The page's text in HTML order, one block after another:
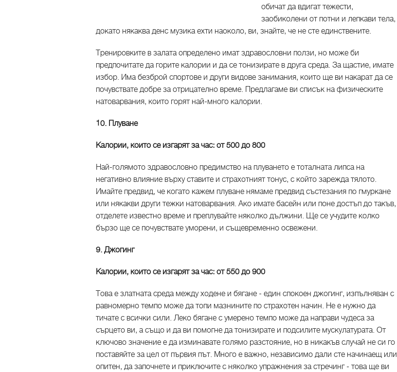
обичат да вдигат тежести,
заобиколени от потни и лепкави тела,
докато някаква денс музика ехти наоколо, ви, знайте, че не сте единствените.
Тренировките в залата определено имат здравословни ползи, но може би
предпочитате да горите калории и да се тонизирате в друга среда. За щастие, имате
избор. Има безброй спортове и други видове занимания, които ще ви накарат да се
почувствате добре за отрицателно време. Предлагаме ви списък на физическите
натоварвания, които горят най-много калории.
10. Плуване
Калории, които се изгарят за час: от 500 до 800
Най-голямото здравословно предимство на плуването е тоталната липса на
негативно влияние върху ставите и страхотният тонус, с който зарежда тялото.
Имайте предвид, че когато кажем плуване нямаме предвид състезания по гмуркане
или някакви други тежки натоварвания. Ако имате басейн или поне достъп до такъв,
отделете известно време и преплувайте няколко дължини. Ще се учудите колко
бързо ще се почувствате уморени, и същевременно освежени.
9. Джогинг
Калории, които се изгарят за час: от 550 до 900
Това е златната среда между ходене и бягане - един спокоен джогинг, изпълняван с
равномерно темпо може да топи мазнините по страхотен начин. Не е нужно да
тичате с всички сили. Леко бягане с умерено темпо може да направи чудеса за
сърцето ви, а също и да ви помогне да тонизирате и подсилите мускулатурата. От
ключово значение е да изминавате голямо разстояние, но в никакъв случай не си го
поставяйте за цел от първия път. Много е важно, независимо дали сте начинаещ или
опитен, да започнете и приключите с няколко упражнения за стречинг - това ще ви